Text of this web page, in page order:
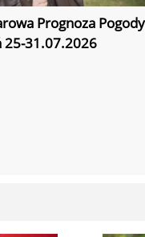
Prognoza Pogody
25-31.07.2026